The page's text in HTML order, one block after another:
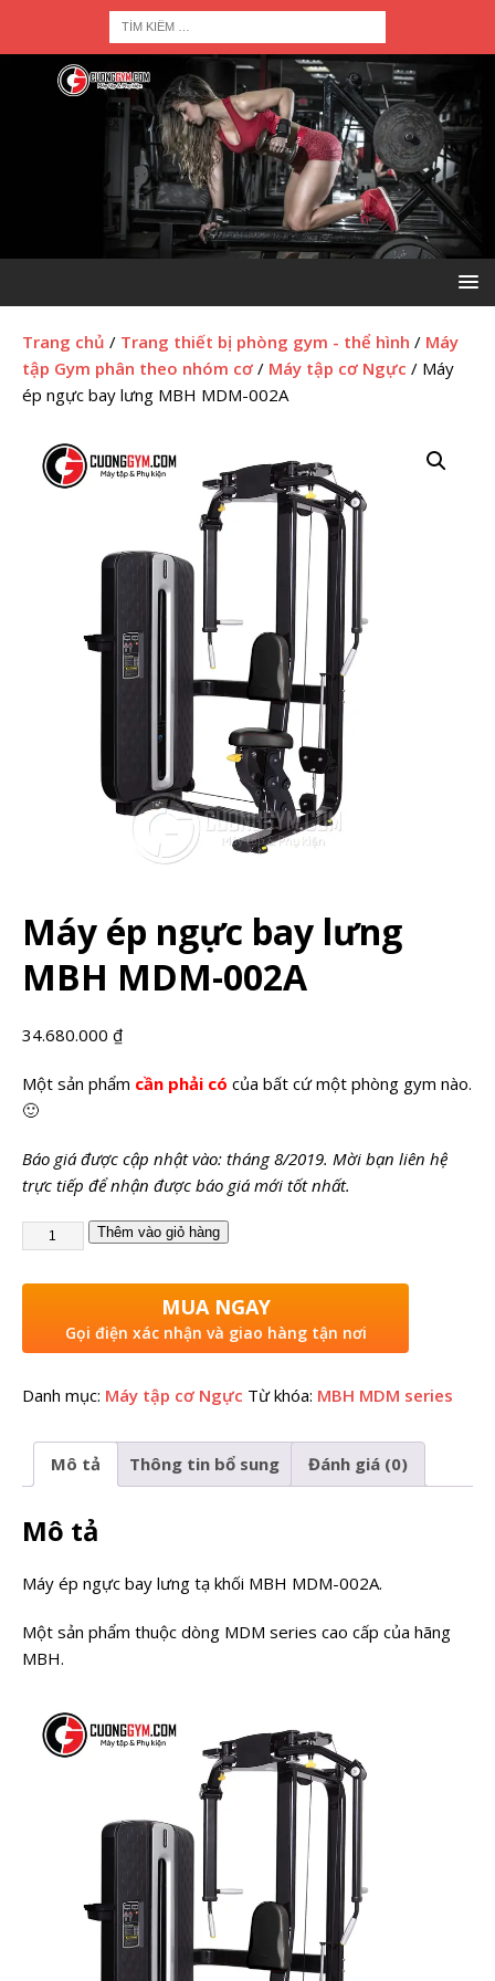
Trang chủ / Trang thiết bị phòng gym - thể hình / Máy
tập Gym phân theo nhóm cơ / Máy tập cơ Ngực / Máy
ép ngực bay lưng MBH MDM-002A
Máy ép ngực bay lưng
MBH MDM-002A
34.680.000 ₫
Một sản phẩm cần phải có của bất cứ một phòng gym nào.
🙂
Báo giá được cập nhật vào: tháng 8/2019. Mời bạn liên hệ
trực tiếp để nhận được báo giá mới tốt nhất.
Thêm vào giỏ hàng
MUA NGAY
Gọi điện xác nhận và giao hàng tận nơi
Danh mục: Máy tập cơ Ngực Từ khóa: MBH MDM series
Mô tả Thông tin bổ sung Đánh giá (0)
Mô tả
Máy ép ngực bay lưng tạ khối MBH MDM-002A.
Một sản phẩm thuộc dòng MDM series cao cấp của hãng
MBH.